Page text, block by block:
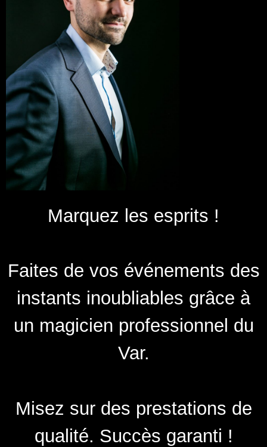
Marquez les esprits !
Faites de vos événements des
instants inoubliables grâce à
un magicien professionnel du
Var.
Misez sur des prestations de
qualité. Succès garanti !